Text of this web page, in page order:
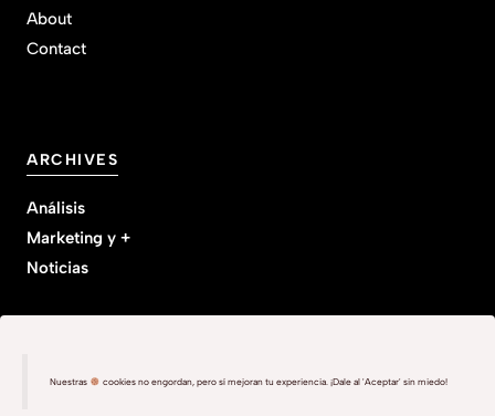
Nuestras cookies no engordan, pero sí mejoran tu experiencia. ¡Dale al 'Aceptar' sin miedo!
About
Contact
ARCHIVES
Análisis
Marketing y +
Noticias